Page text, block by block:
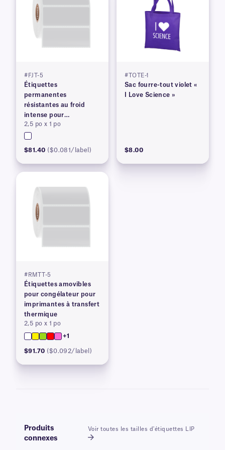
#FJT-5
Étiquettes
permanentes
résistantes au froid
intense pour
imprimantes à transfert
thermique
2,5 po x 1 po
$81.40 ($0.081/label)
#TOTE-1
Sac fourre-tout violet «
I Love Science »
$8.00
#RMTT-5
Étiquettes amovibles
pour congélateur pour
imprimantes à transfert
thermique
2,5 po x 1 po
+1
$91.70 ($0.092/label)
Produits
connexes
Voir toutes les tailles d'étiquettes LIP